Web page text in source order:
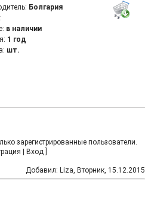
: Болгария
:
: в наличии
: 1 год
: шт.
зарегистрированные пользователи.
Вход
Добавил: Liza, Вторник, 15.12.2015